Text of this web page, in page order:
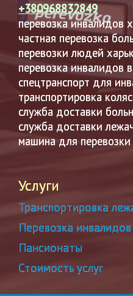
+380968832849
перевозка инвалидов
частная перевозка
перевозки людей
перевозка инвалидов
спецтранспорт для
транспортировка
служба доставки
служба доставки
машина для
Услуги
Транспортировка
Перевозка инвалидов
Пансионаты
Стоимость услуг